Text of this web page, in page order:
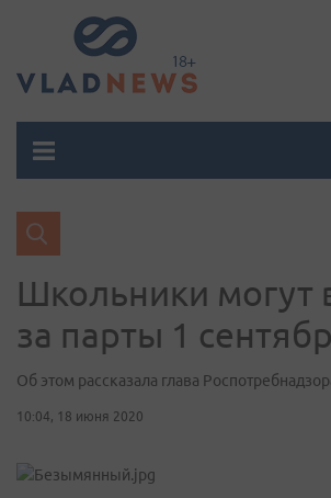
Школьники могут
за парты 1
Об этом рассказала глава
10:04, 18 июня 2020